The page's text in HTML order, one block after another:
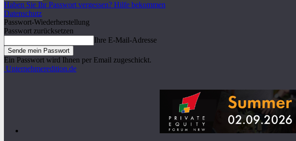
Haben Sie Ihr Passwort vergessen? Hilfe bekommen
Datenschutz
Passwort-Wiederherstellung
Passwort zurücksetzen
Ihre E-Mail-Adresse
Ein Passwort wird Ihnen per Email zugeschickt.
Unternehmeredition.de